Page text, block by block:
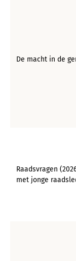
De macht in de
Raadsvragen
met jonge